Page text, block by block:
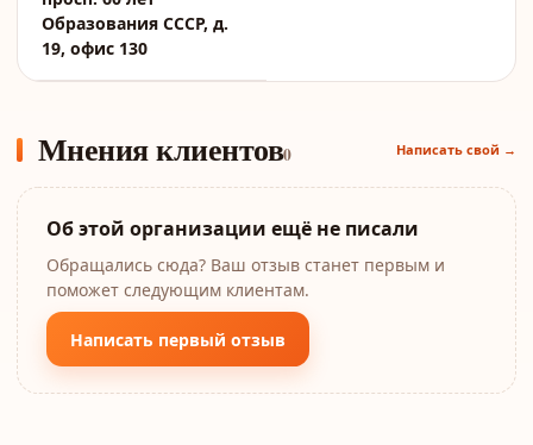
Образования СССР, д.
19, офис 130
Мнения клиентов0 Написать свой →
Об этой организации ещё не писали
Обращались сюда? Ваш отзыв станет первым и
поможет следующим клиентам.
Написать первый отзыв